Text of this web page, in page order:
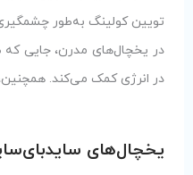
تویین کولینگ به‌طور
در یخچال‌های مدرن، جایی
در انرژی کمک می‌کند. همچنین،
یخچال‌های